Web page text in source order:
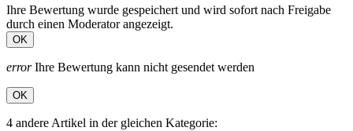
Ihre Bewertung wurde gespeichert und wird sofort nach Freigabe
durch einen Moderator angezeigt.
OK
errorIhre Bewertung kann nicht gesendet werden
OK
4 andere Artikel in der gleichen Kategorie: